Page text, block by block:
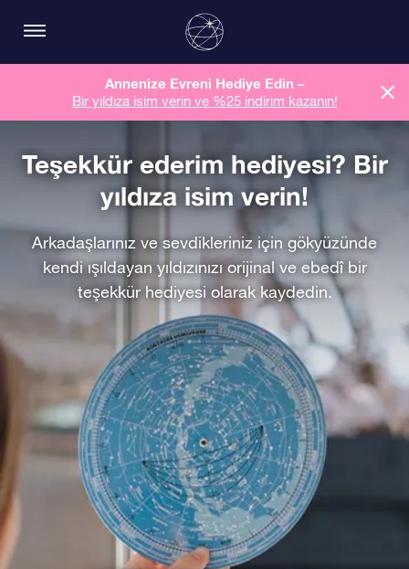
Annenize Evreni Hediye Edin –
Bir yıldıza isim verin ve %25 indirim kazanın!
Teşekkür ederim hediyesi? Bir
yıldıza isim verin!
Arkadaşlarınız ve sevdikleriniz için gökyüzünde
kendi ışıldayan yıldızınızı orijinal ve ebedî bir
teşekkür hediyesi olarak kaydedin.